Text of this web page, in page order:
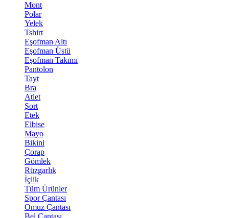
Mont
Polar
Yelek
Tshirt
Eşofman Altı
Eşofman Üstü
Eşofman Takımı
Pantolon
Tayt
Bra
Atlet
Şort
Etek
Elbise
Mayo
Bikini
Çorap
Gömlek
Rüzgarlık
İçlik
Tüm Ürünler
Spor Çantası
Omuz Çantası
Bel Çantası